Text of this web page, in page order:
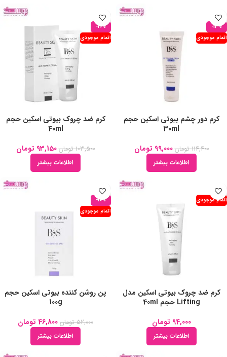
-13%
اتمام موجودی
کرم دور چشم بیوتی اسکین حجم
30ml
114,400 تومان 99,000 تومان
اطلاعات بیشتر
-10%
اتمام موجودی
کرم ضد چروک بیوتی اسکین حجم
40ml
103,500 تومان 93,150 تومان
اطلاعات بیشتر
اتمام موجودی
کرم ضد چروک بیوتی اسکین مدل
Lifting حجم 40ml
94,000 تومان
اطلاعات بیشتر
-10%
اتمام موجودی
پن روشن کننده بیوتی اسکین حجم
100g
52,000 تومان 46,800 تومان
اطلاعات بیشتر